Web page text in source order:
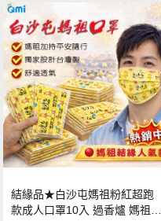
結緣品★白沙屯媽祖粉紅超跑
款成人口罩10入 過香爐 媽祖加